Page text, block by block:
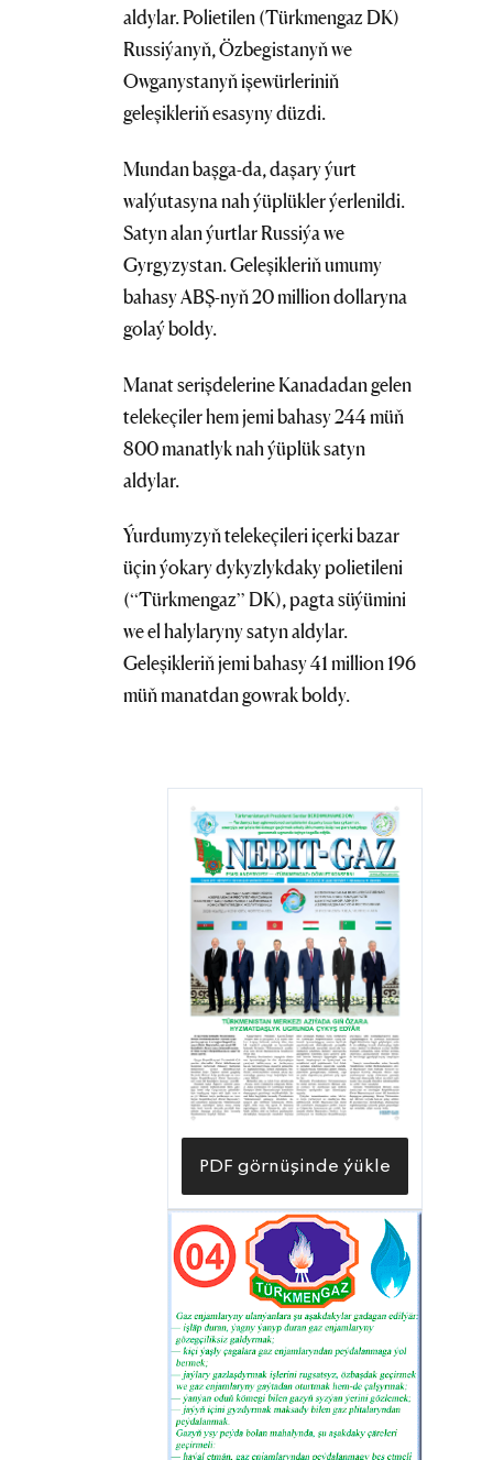
aldylar. Polietilen (Türkmengaz DK)
Russiýanyň, Özbegistanyň we
Owganystanyň işewürleriniň
geleşikleriň esasyny düzdi.
Mundan başga-da, daşary ýurt
walýutasyna nah ýüplükler ýerlenildi.
Satyn alan ýurtlar Russiýa we
Gyrgyzystan. Geleşikleriň umumy
bahasy ABŞ-nyň 20 million dollaryna
golaý boldy.
Manat serişdelerine Kanadadan gelen
telekeçiler hem jemi bahasy 244 müň
800 manatlyk nah ýüplük satyn
aldylar.
Ýurdumyzyň telekeçileri içerki bazar
üçin ýokary dykyzlykdaky polietileni
(“Türkmengaz” DK), pagta süýümini
we el halylaryny satyn aldylar.
Geleşikleriň jemi bahasy 41 million 196
müň manatdan gowrak boldy.
PDF görnüşinde ýükle